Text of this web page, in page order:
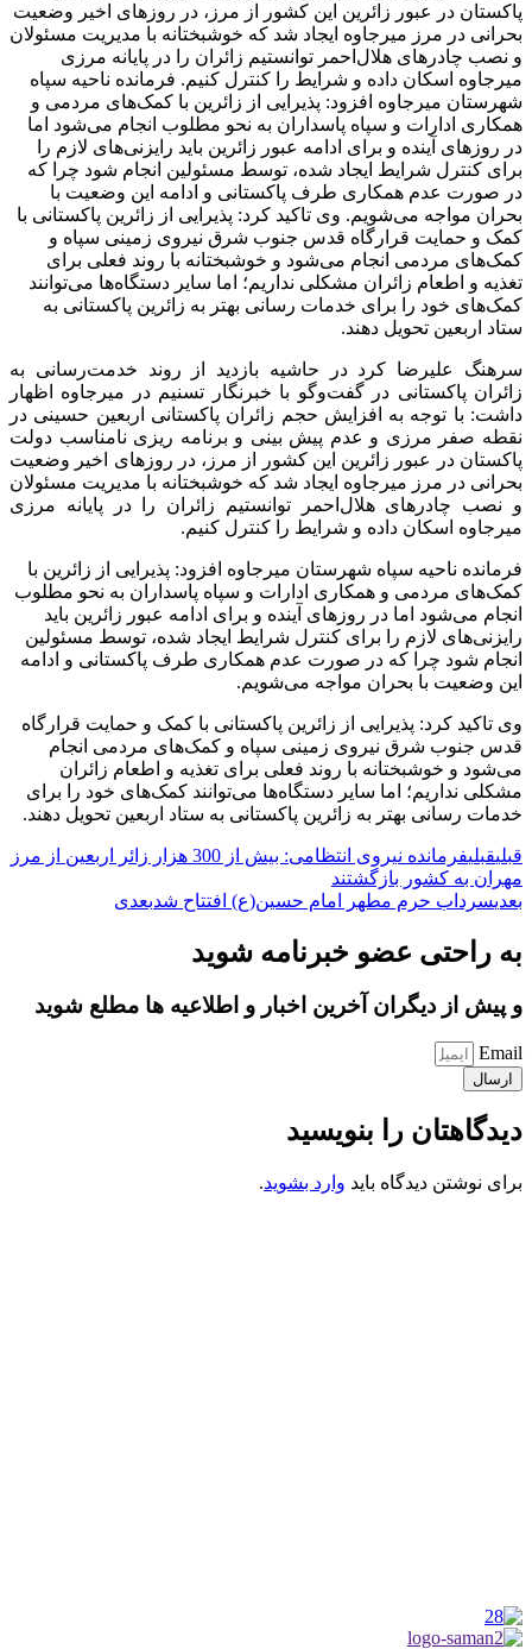
پاکستان در عبور زائرین این کشور از مرز، در روزهای اخیر وضعیت
بحرانی در مرز میرجاوه ایجاد شد که خوشبختانه با مدیریت مسئولان
و نصب چادرهای هلال‌احمر توانستیم زائران را در پایانه مرزی
میرجاوه اسکان داده و شرایط را کنترل کنیم. فرمانده ناحیه سپاه
شهرستان میرجاوه افزود: پذیرایی از زائرین با کمک‌های مردمی و
همکاری ادارات و سپاه پاسداران به نحو مطلوب انجام می‌شود اما
در روزهای آینده و برای ادامه عبور زائرین باید رایزنی‌های لازم را
برای کنترل شرایط ایجاد شده، توسط مسئولین انجام شود چرا که
در صورت عدم همکاری طرف پاکستانی و ادامه این وضعیت با
بحران مواجه می‌شویم. وی تاکید کرد: پذیرایی از زائرین پاکستانی با
کمک و حمایت قرارگاه قدس جنوب شرق نیروی زمینی سپاه و
کمک‌های مردمی انجام می‌شود و خوشبختانه با روند فعلی برای
تغذیه و اطعام زائران مشکلی نداریم؛ اما سایر دستگاه‌ها می‌توانند
کمک‌های خود را برای خدمات رسانی بهتر به زائرین پاکستانی به
ستاد اربعین تحویل دهند.
سرهنگ علیرضا کرد در حاشیه بازدید از روند خدمت‌رسانی به
زائران پاکستانی در گفت‌وگو با خبرنگار تسنیم در میرجاوه اظهار
داشت: با توجه به افزایش حجم زائران پاکستانی اربعین حسینی در
نقطه صفر مرزی و عدم پیش بینی و برنامه ریزی نامناسب دولت
پاکستان در عبور زائرین این کشور از مرز، در روزهای اخیر وضعیت
بحرانی در مرز میرجاوه ایجاد شد که خوشبختانه با مدیریت مسئولان
و نصب چادرهای هلال‌احمر توانستیم زائران را در پایانه مرزی
میرجاوه اسکان داده و شرایط را کنترل کنیم.
فرمانده ناحیه سپاه شهرستان میرجاوه افزود: پذیرایی از زائرین با
کمک‌های مردمی و همکاری ادارات و سپاه پاسداران به نحو مطلوب
انجام می‌شود اما در روزهای آینده و برای ادامه عبور زائرین باید
رایزنی‌های لازم را برای کنترل شرایط ایجاد شده، توسط مسئولین
انجام شود چرا که در صورت عدم همکاری طرف پاکستانی و ادامه
این وضعیت با بحران مواجه می‌شویم.
وی تاکید کرد: پذیرایی از زائرین پاکستانی با کمک و حمایت قرارگاه
قدس جنوب شرق نیروی زمینی سپاه و کمک‌های مردمی انجام
می‌شود و خوشبختانه با روند فعلی برای تغذیه و اطعام زائران
مشکلی نداریم؛ اما سایر دستگاه‌ها می‌توانند کمک‌های خود را برای
خدمات رسانی بهتر به زائرین پاکستانی به ستاد اربعین تحویل دهند.
قبلیقبلی
فرمانده نیروی انتظامی: بیش از 300 هزار زائر اربعین از مرز
مهران به کشور بازگشتند
بعدیسرداب حرم مطهر امام حسین(ع) افتتاح شدبعدی
به راحتی عضو خبرنامه شوید
و پیش از دیگران آخرین اخبار و اطلاعیه ها مطلع شوید
Email
ارسال
دیدگاهتان را بنویسید
برای نوشتن دیدگاه باید وارد بشوید.